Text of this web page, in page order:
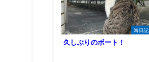
海日記
久しぶりのボート！